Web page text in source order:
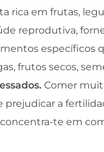
rica em frutas,
reprodutiva,
específicos
frutos secos,
Comer
a
te em